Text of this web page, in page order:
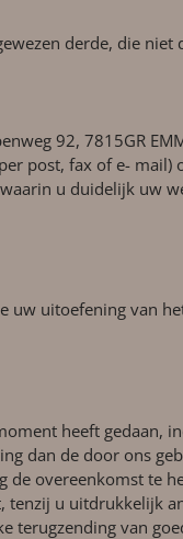
derde, die
92, 7815GR
post, fax of e- mail)
u duidelijk uw
uitoefening van
heeft gedaan,
dan de door ons
overeenkomst te
u uitdrukkelijk
van